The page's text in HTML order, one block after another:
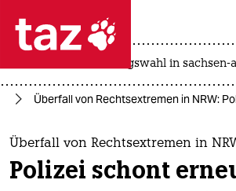
 taz zahl ich
taz zahl ich
themen
politik
landtagswahl in sachsen-
Überfall von Rechtsextremen in NRW:
Überfall von Rechtsextremen in
Polizei schont